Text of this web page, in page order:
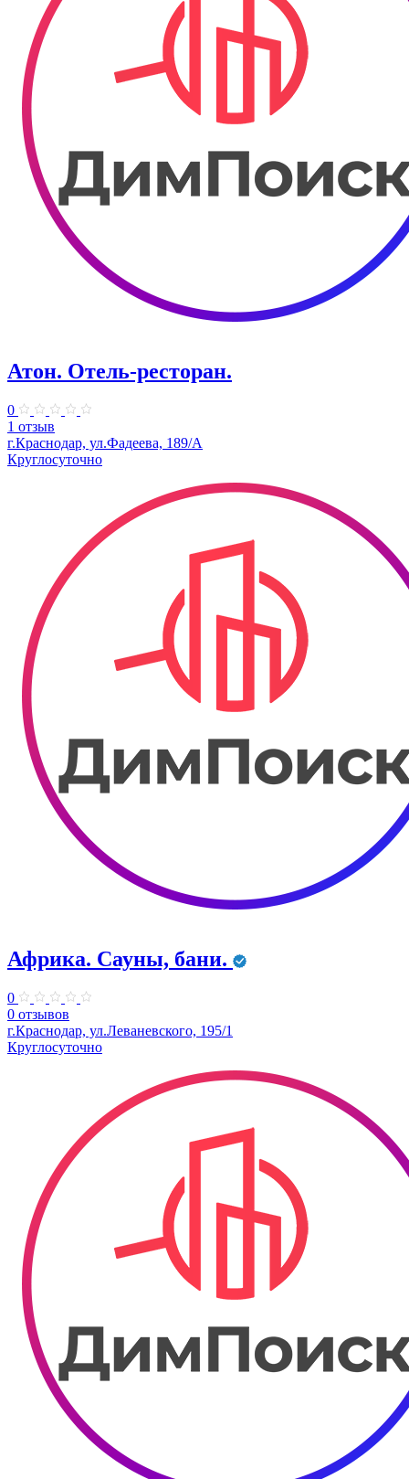
Атон. Отель-ресторан.
0
1 отзыв
г.Краснодар, ул.Фадеева, 189/А
Круглосуточно
Африка. Сауны, бани.
0
0 отзывов
г.Краснодар, ул.Леваневского, 195/1
Круглосуточно